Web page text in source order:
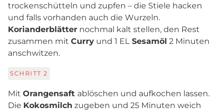
trockenschütteln und zupfen – die Stiele hacken
und falls vorhanden auch die Wurzeln.
Korianderblätter nochmal kalt stellen, den Rest
zusammen mit Curry und 1 ELSesamöl 2 Minuten
anschwitzen.
SCHRITT 2
Mit Orangensaft ablöschen und aufkochen lassen.
Die Kokosmilch zugeben und 25 Minuten weich